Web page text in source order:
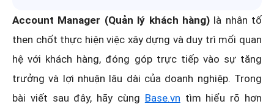
Account Manager (Quản lý khách hàng)là nhân tố
then chốt thực hiện việc xây dựng và duy trì mối quan
hệ với khách hàng, đóng góp trực tiếp vào sự tăng
trưởng và lợi nhuận lâu dài của doanh nghiệp. Trong
bài viết sau đây, hãy cùng Base.vn tìm hiểu rõ hơn